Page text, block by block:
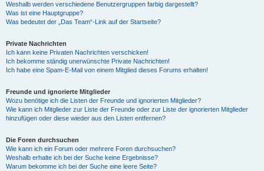
Weshalb werden verschiedene Benutzergruppen farbig dargestellt?
Was ist eine Hauptgruppe?
Was bedeutet der „Das Team“-Link auf der Startseite?
Private Nachrichten
Ich kann keine Privaten Nachrichten verschicken!
Ich bekomme ständig unerwünschte Private Nachrichten!
Ich habe eine Spam-E-Mail von einem Mitglied dieses Forums erhalten!
Freunde und ignorierte Mitglieder
Wozu benötige ich die Listen der Freunde und ignorierten Mitglieder?
Wie kann ich Mitglieder zur Liste der Freunde oder zur Liste der ignorierten Mitglieder
hinzufügen oder diese wieder aus den Listen entfernen?
Die Foren durchsuchen
Wie kann ich ein Forum oder mehrere Foren durchsuchen?
Weshalb erhalte ich bei der Suche keine Ergebnisse?
Warum bekomme ich bei der Suche eine leere Seite?